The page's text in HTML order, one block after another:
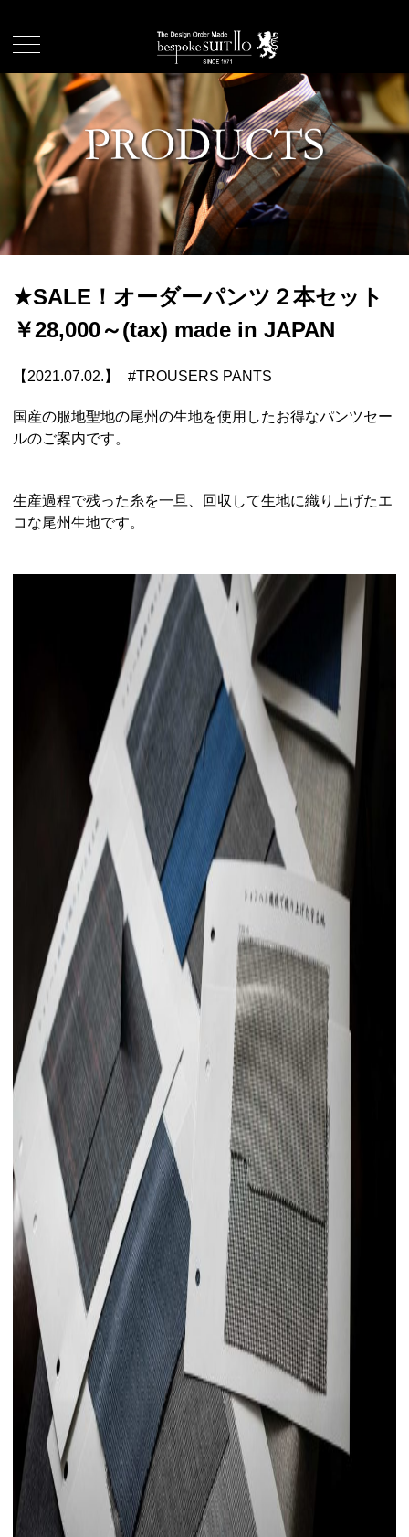
★SALE！オーダーパンツ２本セット
￥28,000～(tax) made in JAPAN
【2021.07.02.】 #TROUSERS PANTS
国産の服地聖地の尾州の生地を使用したお得なパンツセー
ルのご案内です。
生産過程で残った糸を一旦、回収して生地に織り上げたエ
コな尾州生地です。